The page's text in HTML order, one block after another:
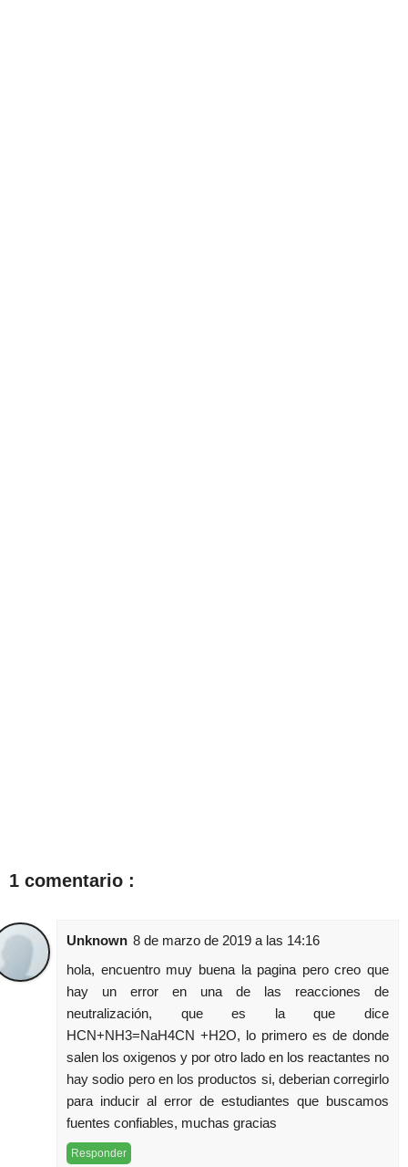
1 comentario :
Unknown 8 de marzo de 2019 a las 14:16
hola, encuentro muy buena la pagina pero creo que
hay un error en una de las reacciones de
neutralización, que es la que dice
HCN+NH3=NaH4CN +H2O, lo primero es de donde
salen los oxigenos y por otro lado en los reactantes no
hay sodio pero en los productos si, deberian corregirlo
para inducir al error de estudiantes que buscamos
fuentes confiables, muchas gracias
Responder